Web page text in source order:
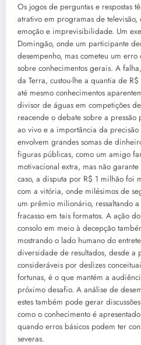
Os jogos de perguntas e respostas
atrativo em programas de
emoção e imprevisibilidade. Um
Domingão, onde um participante
desempenho, mas cometeu um
sobre conhecimentos gerais. A
da Terra, custou-lhe a quantia de
até mesmo conhecimentos
divisor de águas em competições
reacende o debate sobre a pressão
ao vivo e a importância da
envolvem grandes somas de
figuras públicas, como um amigo
motivacional extra, mas não
caso, a disputa por R$ 1 milhão foi
com a vitória, onde milésimos de
um prêmio milionário, ressaltando
fracasso em tais formatos. A ação
consolo em meio à decepção
mostrando o lado humano do
diversidade de resultados, desde a
consideráveis por deslizes
fortunas, é o que mantém a
próximo desafio. A análise de
estes também pode gerar
como o conhecimento é
quando erros básicos podem ter
severas.